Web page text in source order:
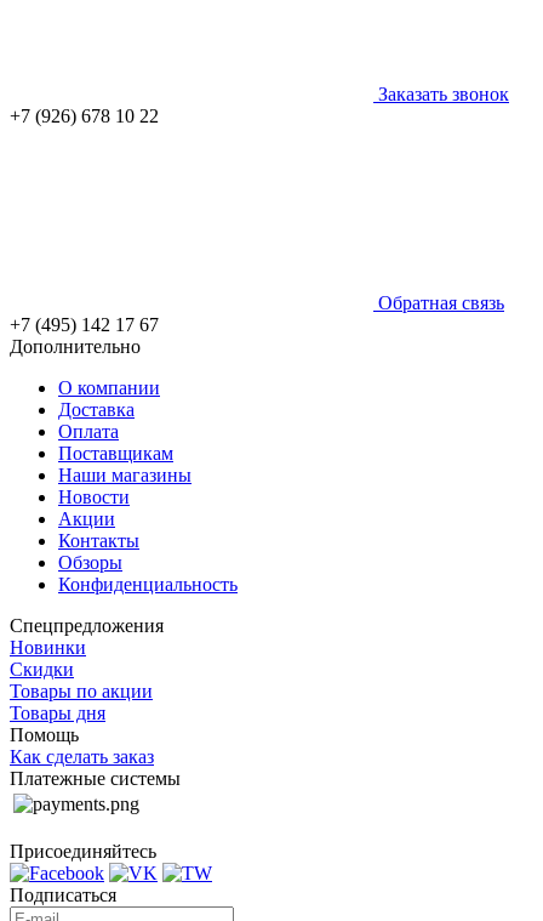
Заказать звонок
+7 (926) 678 10 22
Обратная связь
+7 (495) 142 17 67
Дополнительно
О компании
Доставка
Оплата
Поставщикам
Наши магазины
Новости
Акции
Контакты
Обзоры
Конфиденциальность
Спецпредложения
Новинки
Скидки
Товары по акции
Товары дня
Помощь
Как сделать заказ
Платежные системы
Присоединяйтесь
Подписаться